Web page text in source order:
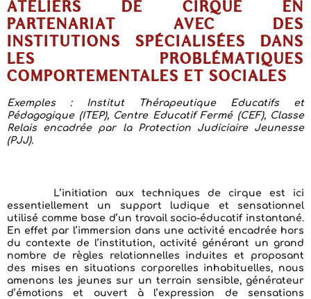
ATELIERS DE CIRQUE EN
PARTENARIAT AVEC DES
INSTITUTIONS SPÉCIALISÉES DANS
LES PROBLÉMATIQUES
COMPORTEMENTALES ET SOCIALES
Exemples : Institut Thérapeutique Educatifs et
Pédagogique (ITEP), Centre Educatif Fermé (CEF), Classe
Relais encadrée par la Protection Judiciaire Jeunesse
(PJJ).
L’initiation aux techniques de cirque est ici
essentiellement un support ludique et sensationnel
utilisé comme base d’un travail socio-éducatif instantané.
En effet par l’immersion dans une activité encadrée hors
du contexte de l’institution, activité générant un grand
nombre de règles relationnelles induites et proposant
des mises en situations corporelles inhabituelles, nous
amenons les jeunes sur un terrain sensible, générateur
d’émotions et ouvert à l’expression de sensations